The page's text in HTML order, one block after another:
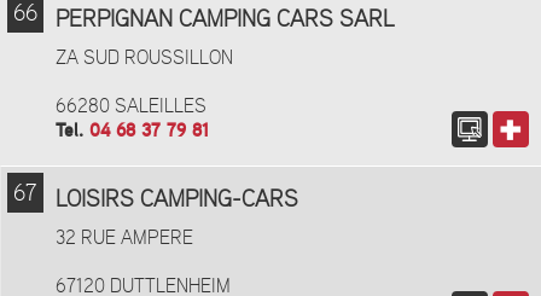
66 PERPIGNAN CAMPING CARS SARL
ZA SUD ROUSSILLON
66280 SALEILLES
Tel. 04 68 37 79 81
67 LOISIRS CAMPING-CARS
32 RUE AMPERE
67120 DUTTLENHEIM